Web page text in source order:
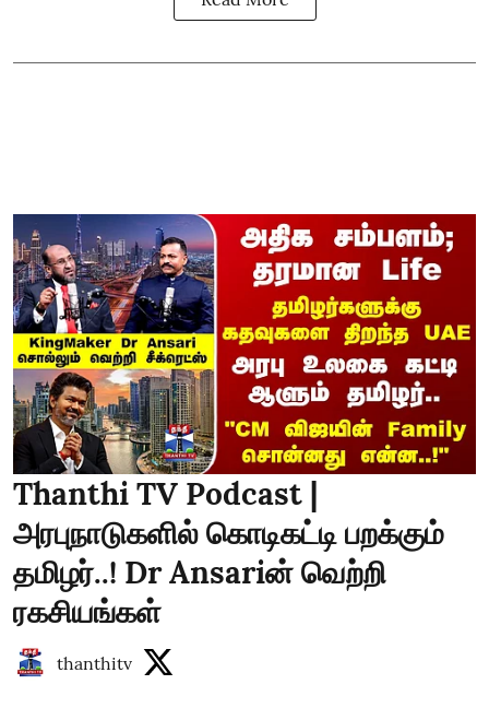
Thanthi TV Podcast |
அரபுநாடுகளில் கொடிகட்டி பறக்கும்
தமிழர்..! Dr Ansariன் வெற்றி
ரகசியங்கள்
thanthitv